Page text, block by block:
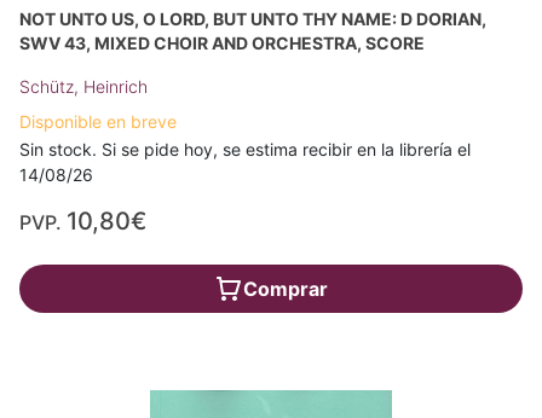
NOT UNTO US, O LORD, BUT UNTO THY NAME: D DORIAN,
SWV 43, MIXED CHOIR AND ORCHESTRA, SCORE
Schütz, Heinrich
Disponible en breve
Sin stock. Si se pide hoy, se estima recibir en la librería el
14/08/26
PVP. 10,80€
Comprar